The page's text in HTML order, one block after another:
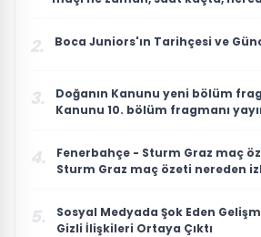
2. Boca Juniors'ın Tarihçesi ve
3.
Doğanın Kanunu yeni bölüm
Kanunu 10. bölüm fragmanı
4.
Fenerbahçe - Sturm Graz maç
Sturm Graz maç özeti nereden
5.
Sosyal Medyada Şok Eden
Gizli İlişkileri Ortaya Çıktı